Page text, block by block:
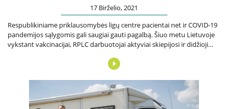
Tyrimai
Įvykiai
17 Birželio, 2021
Respublikiniame priklausomybės ligų centre pacientai net ir COVID-19
pandemijos sąlygomis gali saugiai gauti pagalbą. Šiuo metu Lietuvoje
vykstant vakcinacijai, RPLC darbuotojai aktyviai skiepijosi ir didžioji…